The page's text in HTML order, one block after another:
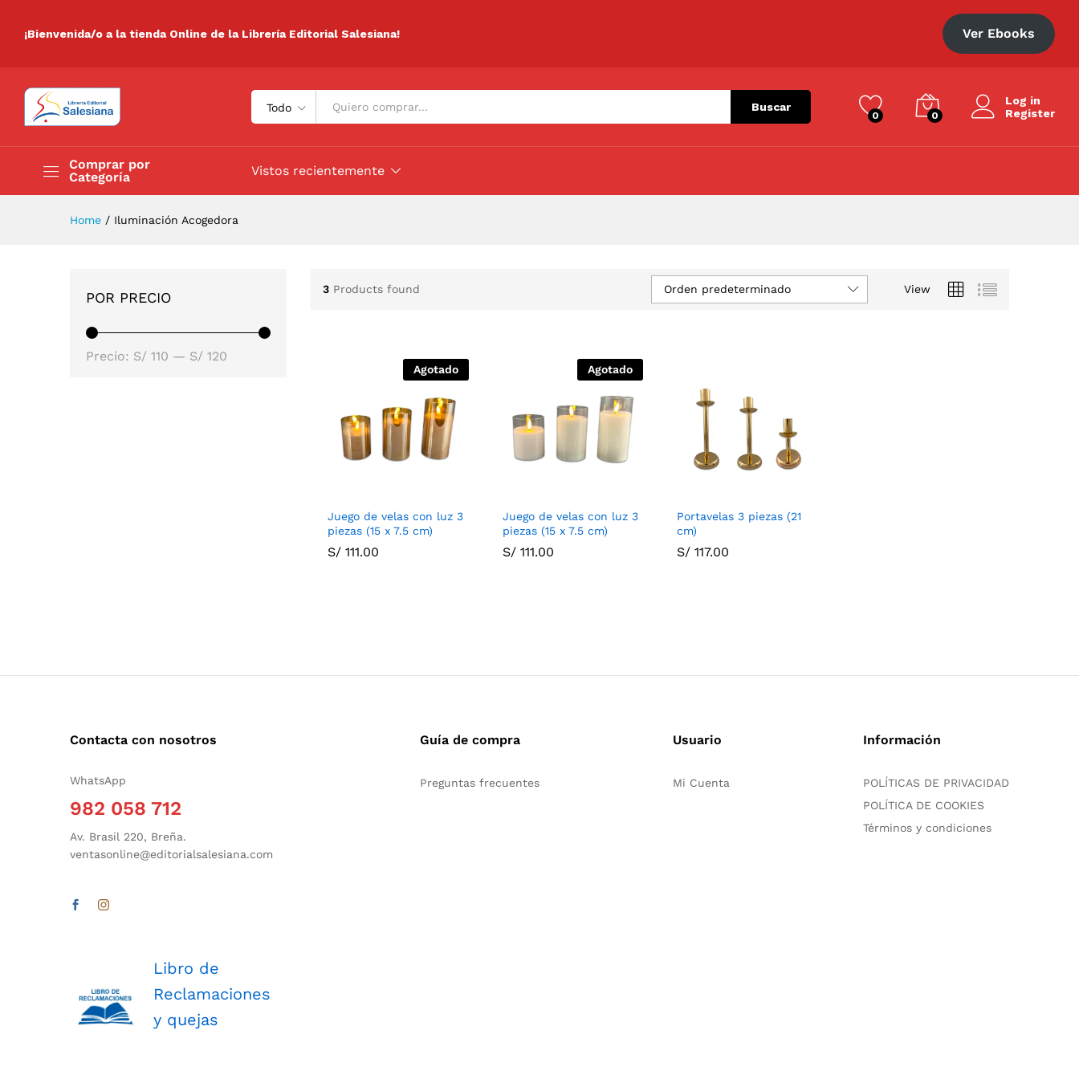
¡Bienvenida/o a la tienda Online de la Librería Editorial Salesiana! Ver Ebooks
Todo Buscar
0 0
Log in
Register
Comprar por
Categoría
Promociones
Vistos recientemente
Home / Iluminación Acogedora
3 Products found View
Orden predeterminado
Agotado
Juego de velas con luz 3
piezas (15 x 7.5 cm)
S/ 111.00
S/ 111.00
Agotado
Juego de velas con luz 3
piezas (15 x 7.5 cm)
S/111.00
S/111.00
Portavelas 3 piezas (21
cm)
S/ 117.00
S/ 117.00
POR PRECIO
Precio: S/ 110 — S/ 120
Contacta con nosotros
WhatsApp
982 058 712
Av. Brasil 220, Breña.
ventasonline@editorialsalesiana.com
Libro de
Reclamaciones
y quejas
Guía de compra
Preguntas frecuentes
Usuario
Mi Cuenta
Información
POLÍTICAS DE PRIVACIDAD
POLÍTICA DE COOKIES
Términos y condiciones